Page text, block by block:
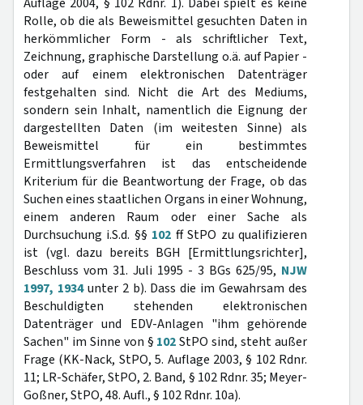
Rolle, ob die als Beweismittel gesuchten Daten in
herkömmlicher Form - als schriftlicher Text,
Zeichnung, graphische Darstellung o.ä. auf Papier -
oder auf einem elektronischen Datenträger
festgehalten sind. Nicht die Art des Mediums,
sondern sein Inhalt, namentlich die Eignung der
dargestellten Daten (im weitesten Sinne) als
Beweismittel für ein bestimmtes
Ermittlungsverfahren ist das entscheidende
Kriterium für die Beantwortung der Frage, ob das
Suchen eines staatlichen Organs in einer Wohnung,
einem anderen Raum oder einer Sache als
Durchsuchung i.S.d. §§ 102 ff StPO zu qualifizieren
ist (vgl. dazu bereits BGH [Ermittlungsrichter],
Beschluss vom 31. Juli 1995 - 3 BGs 625/95, NJW
1997, 1934unter 2 b). Dass die im Gewahrsam des
Beschuldigten stehenden elektronischen
Datenträger und EDV-Anlagen "ihm gehörende
Sachen" im Sinne von § 102StPO sind, steht außer
Frage (KK-Nack, StPO, 5. Auflage 2003, § 102 Rdnr.
11; LR-Schäfer, StPO, 2. Band, § 102 Rdnr. 35; Meyer-
Goßner, StPO, 48. Aufl., § 102 Rdnr. 10a).